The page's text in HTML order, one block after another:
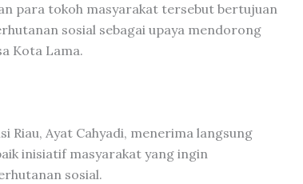
para tokoh masyarakat tersebut bertujuan
sosial sebagai upaya mendorong
Kota Lama.
Riau, Ayat Cahyadi, menerima langsung
inisiatif masyarakat yang ingin
sosial.